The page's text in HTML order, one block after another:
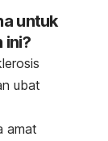
untuk
ini?
ubat
amat